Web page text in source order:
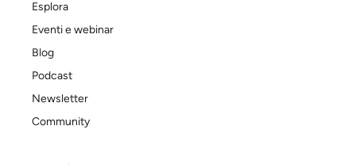
Esplora
Eventi e webinar
Blog
Podcast
Newsletter
Community